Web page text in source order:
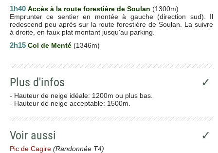
1h40 Accès à la route forestière de Soulan (1300m)
Emprunter ce sentier en montée à gauche (direction sud). Il
redescend peu après sur la route forestière de Soulan. La suivre
à droite, en faux plat montant jusqu'au parking.
2h15 Col de Menté (1346m)
Plus d'infos ✓
- Hauteur de neige idéale: 1200m ou plus bas.
- Hauteur de neige acceptable: 1500m.
Voir aussi ✓
Pic de Cagire (Randonnée T4)